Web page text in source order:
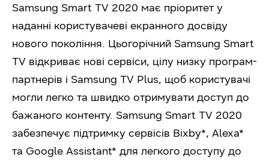
Samsung Smart TV 2020 має пріоритет у
наданні користувачеві екранного досвіду
нового покоління. Цьогорічний Samsung Smart
TV відкриває нові сервіси, цілу низку програм-
партнерів і Samsung TV Plus, щоб користувачі
могли легко та швидко отримувати доступ до
бажаного контенту. Samsung Smart TV 2020
забезпечує підтримку сервісів Bixby*, Alexa*
та Google Assistant* для легкого доступу до